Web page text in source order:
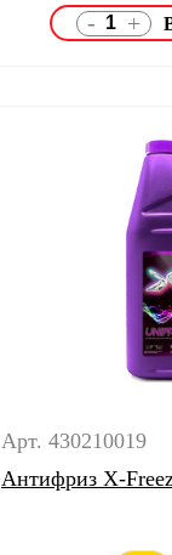
- +
Арт. 430210019
Антифриз X-